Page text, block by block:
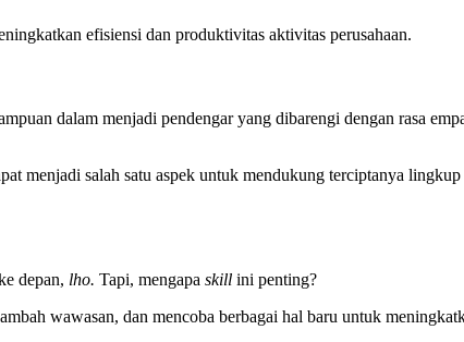
efisiensi dan produktivitas aktivitas perusahaan.
dalam menjadi pendengar yang dibarengi dengan rasa
menjadi salah satu aspek untuk mendukung terciptanya
depan, lho. Tapi, mengapa skill ini penting?
wawasan, dan mencoba berbagai hal baru untuk